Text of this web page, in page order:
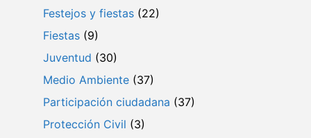
Festejos y fiestas (22)
Fiestas (9)
Juventud (30)
Medio Ambiente (37)
Participación ciudadana (37)
Protección Civil (3)